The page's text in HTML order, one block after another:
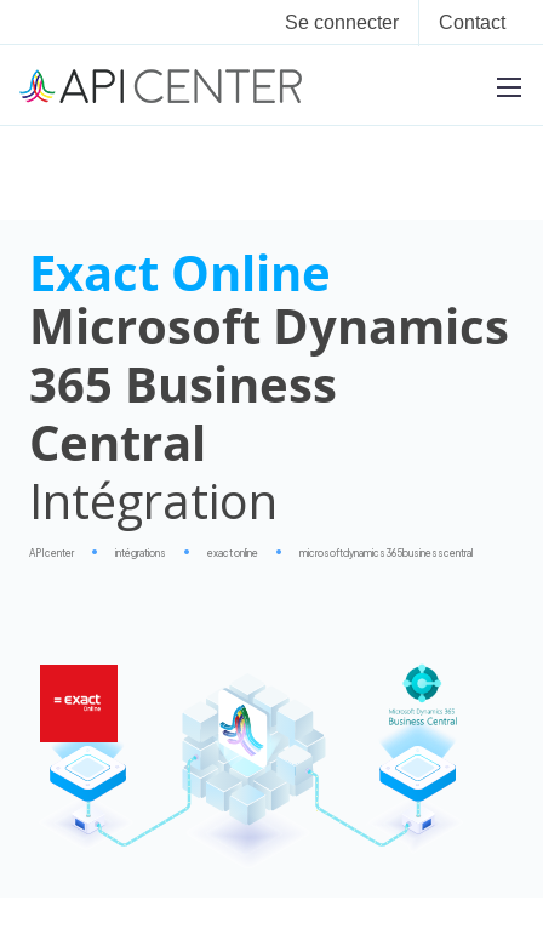
Se connecter Contact
Exact Online
Microsoft Dynamics
365 Business
Central
Intégration
APIcenter intégrations exact online microsoftdynamics365businesscentral